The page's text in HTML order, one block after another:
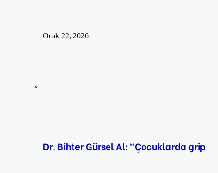
Ocak 22, 2026
Dr. Bihter Gürsel Al: “Çocuklarda grip